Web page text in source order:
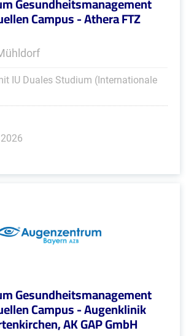
Campus - Athera FTZ
IU Duales Studium (Internationale
Gesundheitsmanagement
Campus - Augenklinik
AK GAP GmbH